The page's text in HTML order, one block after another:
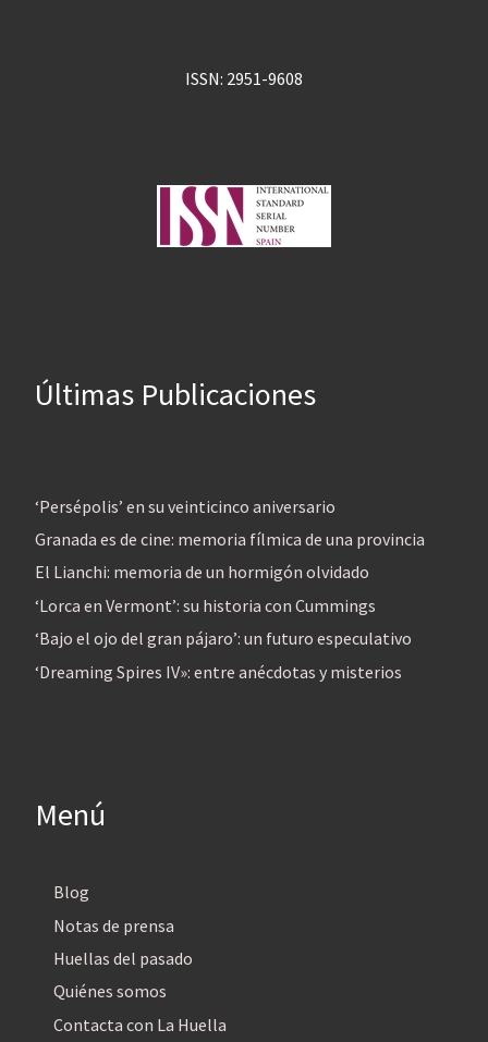
ISSN: 2951-9608
Últimas Publicaciones
‘Persépolis’ en su veinticinco aniversario
Granada es de cine: memoria fílmica de una provincia
El Lianchi: memoria de un hormigón olvidado
‘Lorca en Vermont’: su historia con Cummings
‘Bajo el ojo del gran pájaro’: un futuro especulativo
‘Dreaming Spires IV»: entre anécdotas y misterios
Menú
Blog
Notas de prensa
Huellas del pasado
Quiénes somos
Contacta con La Huella